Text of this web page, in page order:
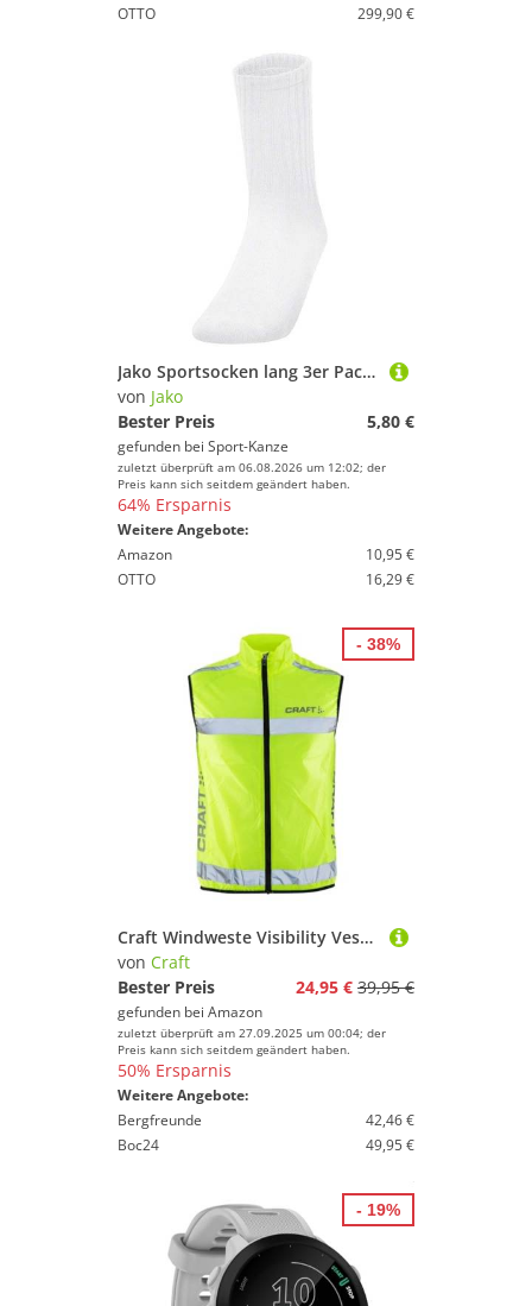
OTTO
299,90 €
Jako Sportsocken lang 3er Pack 3944 00 wei? Gr. 47-50
von Jako
Bester Preis
5,80 €
gefunden bei Sport-Kanze
zuletzt überprüft am 06.08.2026 um 12:02; der
Preis kann sich seitdem geändert haben.
64% Ersparnis
Weitere Angebote:
Amazon
10,95 €
OTTO
16,29 €
Craft Windweste Visibility Vest (Gr.S-XXL), Warnweste Unisex mit Reißverschluss, Fahrradweste, Laufweste, Reflektierend, M
von Craft
Bester Preis
24,95 € 39,95 €
gefunden bei Amazon
zuletzt überprüft am 27.09.2025 um 00:04; der
Preis kann sich seitdem geändert haben.
50% Ersparnis
Weitere Angebote:
Bergfreunde
42,46 €
Boc24
49,95 €
- 38%
- 19%